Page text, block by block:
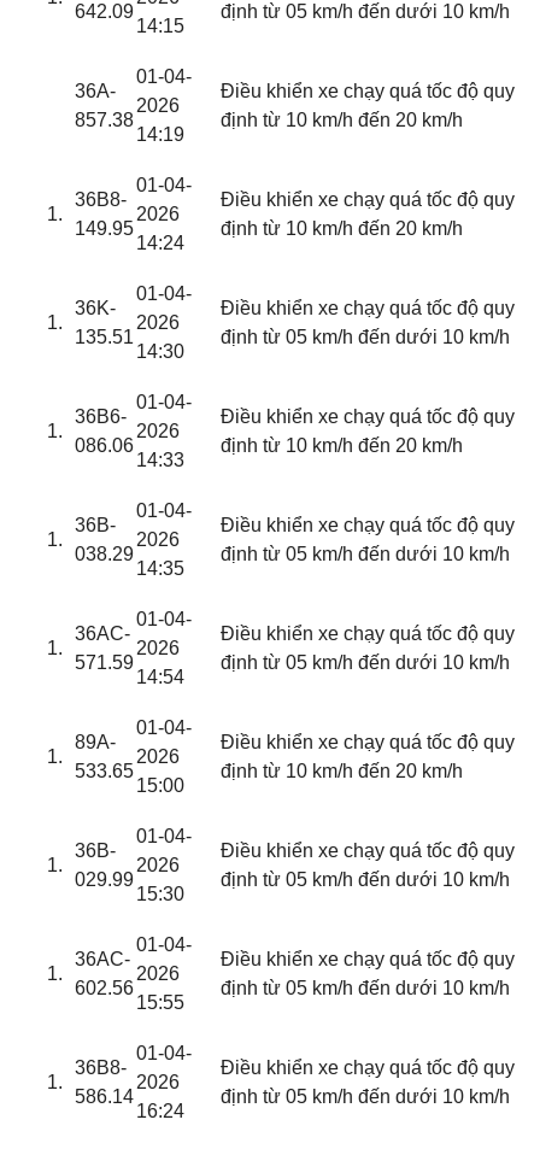
642.09
14:15
định từ 05 km/h đến dưới 10 km/h
36A-
857.38
01-04-
2026
14:19
Điều khiển xe chạy quá tốc độ quy
định từ 10 km/h đến 20 km/h
36B8-
149.95
01-04-
2026
14:24
Điều khiển xe chạy quá tốc độ quy
định từ 10 km/h đến 20 km/h
36K-
135.51
01-04-
2026
14:30
Điều khiển xe chạy quá tốc độ quy
định từ 05 km/h đến dưới 10 km/h
36B6-
086.06
01-04-
2026
14:33
Điều khiển xe chạy quá tốc độ quy
định từ 10 km/h đến 20 km/h
36B-
038.29
01-04-
2026
14:35
Điều khiển xe chạy quá tốc độ quy
định từ 05 km/h đến dưới 10 km/h
36AC-
571.59
01-04-
2026
14:54
Điều khiển xe chạy quá tốc độ quy
định từ 05 km/h đến dưới 10 km/h
89A-
533.65
01-04-
2026
15:00
Điều khiển xe chạy quá tốc độ quy
định từ 10 km/h đến 20 km/h
36B-
029.99
01-04-
2026
15:30
Điều khiển xe chạy quá tốc độ quy
định từ 05 km/h đến dưới 10 km/h
36AC-
602.56
01-04-
2026
15:55
Điều khiển xe chạy quá tốc độ quy
định từ 05 km/h đến dưới 10 km/h
36B8-
586.14
01-04-
2026
16:24
Điều khiển xe chạy quá tốc độ quy
định từ 05 km/h đến dưới 10 km/h